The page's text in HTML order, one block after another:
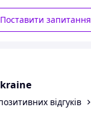
Поставити запитання
відгуків